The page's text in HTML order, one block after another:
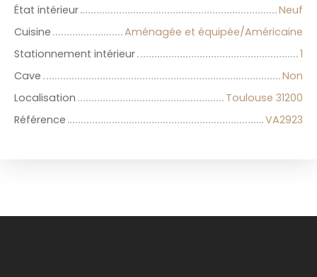
État intérieur
Neuf
Cuisine
Aménagée et équipée/Américaine
Stationnement intérieur
1
Cave
Non
Localisation
Toulouse 31200
Référence
VA2923